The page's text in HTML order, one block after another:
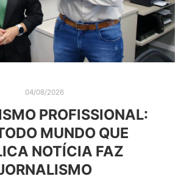
04/08/2026
PROFISSIONAL:
MUNDO QUE
NOTÍCIA FAZ